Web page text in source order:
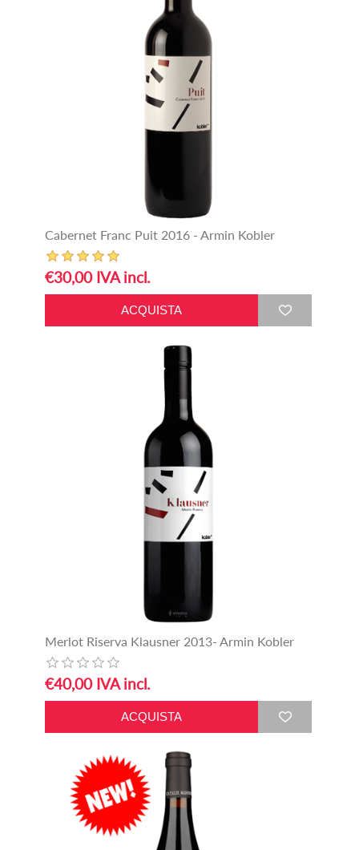
Cabernet Franc Puit 2016 - Armin Kobler
€30,00 IVA incl.
Merlot Riserva Klausner 2013- Armin Kobler
€40,00 IVA incl.